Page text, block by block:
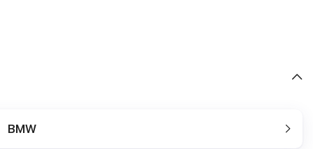
BMW